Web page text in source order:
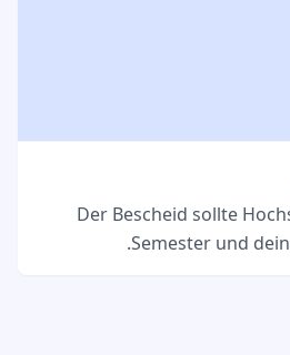
Der Bescheid sollte
Semester und